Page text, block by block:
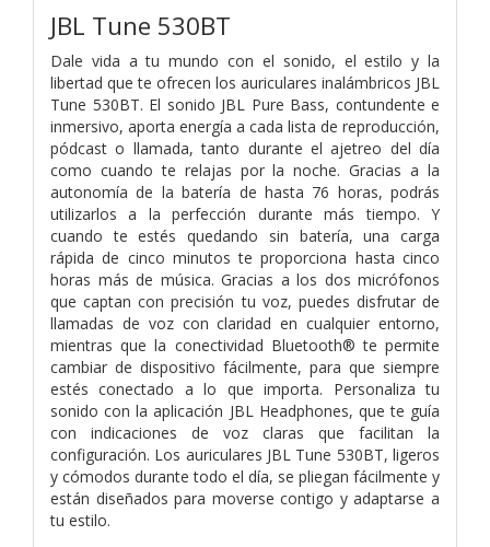
JBL Tune 530BT
Dale vida a tu mundo con el sonido, el estilo y la
libertad que te ofrecen los auriculares inalámbricos JBL
Tune 530BT. El sonido JBL Pure Bass, contundente e
inmersivo, aporta energía a cada lista de reproducción,
pódcast o llamada, tanto durante el ajetreo del día
como cuando te relajas por la noche. Gracias a la
autonomía de la batería de hasta 76 horas, podrás
utilizarlos a la perfección durante más tiempo. Y
cuando te estés quedando sin batería, una carga
rápida de cinco minutos te proporciona hasta cinco
horas más de música. Gracias a los dos micrófonos
que captan con precisión tu voz, puedes disfrutar de
llamadas de voz con claridad en cualquier entorno,
mientras que la conectividad Bluetooth® te permite
cambiar de dispositivo fácilmente, para que siempre
estés conectado a lo que importa. Personaliza tu
sonido con la aplicación JBL Headphones, que te guía
con indicaciones de voz claras que facilitan la
configuración. Los auriculares JBL Tune 530BT, ligeros
y cómodos durante todo el día, se pliegan fácilmente y
están diseñados para moverse contigo y adaptarse a
tu estilo.